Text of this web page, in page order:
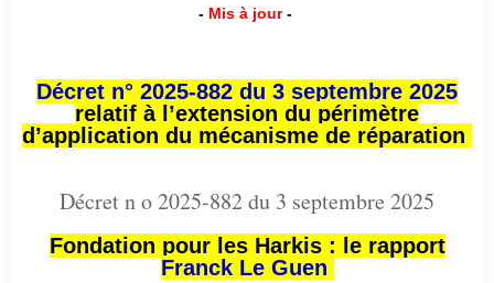
- Mis à jour -
Décret n° 2025-882 du 3 septembre 2025
relatif à l’extension du périmètre
d’application du mécanisme de réparation
Décret n o 2025-882 du 3 septembre 2025
Fondation pour les Harkis : le rapport
Franck Le Guen